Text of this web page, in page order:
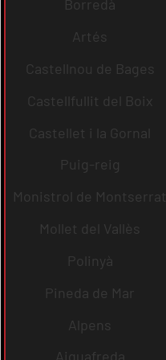
Borredà
Artés
Castellnou de Bages
Castellfullit del Boix
Castellet i la Gornal
Puig-reig
Monistrol de Montserrat
Mollet del Vallès
Polinyà
Pineda de Mar
Alpens
Aiguafreda